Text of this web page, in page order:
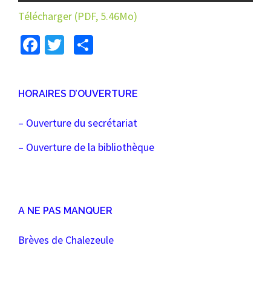
Télécharger (PDF, 5.46Mo)
Facebook
Twitter
HORAIRES D’OUVERTURE
– Ouverture du secrétariat
– Ouverture de la bibliothèque
A NE PAS MANQUER
Brèves de Chalezeule